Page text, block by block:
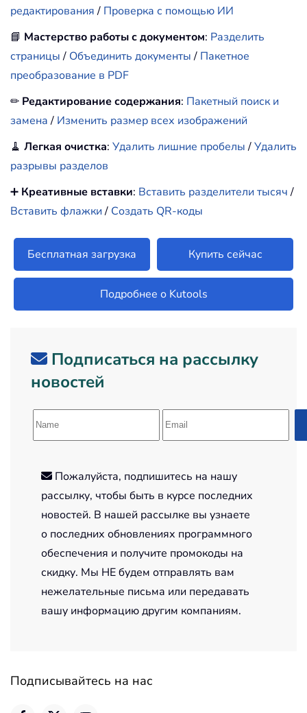
редактирования/ Проверка с помощью ИИ
📘 Мастерство работы с документом: Разделить
страницы/ Объединить документы/ Пакетное
преобразование в PDF
✏ Редактирование содержания: Пакетный поиск и
замена/ Изменить размер всех изображений
🧹 Легкая очистка: Удалить лишние пробелы/Удалить
разрывы разделов
➕ Креативные вставки: Вставить разделители тысяч/
Вставить флажки/ Создать QR-коды
Бесплатная загрузка Купить сейчас
Подробнее о Kutools
Подписаться на рассылку
новостей
Пожалуйста, подпишитесь на нашу
рассылку, чтобы быть в курсе последних
новостей. В нашей рассылке вы узнаете
о последних обновлениях программного
обеспечения и получите промокоды на
скидку. Мы НЕ будем отправлять вам
нежелательные письма или передавать
вашу информацию другим компаниям.
Подписывайтесь на нас